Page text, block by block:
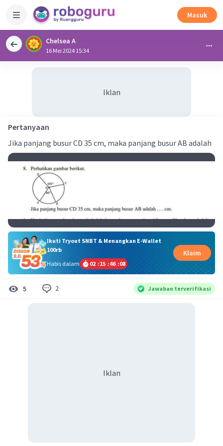
Masuk
Chelsea A
16 Mei 2024 15:34
Iklan
Pertanyaan
Jika panjang busur CD 35 cm, maka panjang busur AB adalah
Ikuti Tryout SNBT & Menangkan E-Wallet
100rb
Habis dalam
02 :15 :46 :07
Klaim
5 2 Jawaban terverifikasi
Iklan